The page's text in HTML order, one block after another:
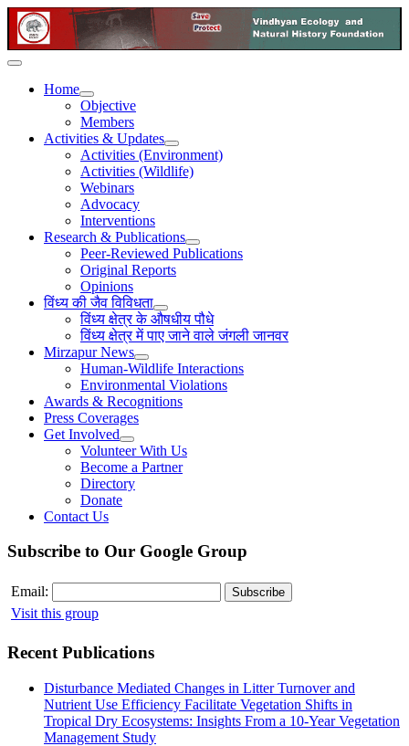
Home
Objective
Members
Activities & Updates
Activities (Environment)
Activities (Wildlife)
Webinars
Advocacy
Interventions
Research & Publications
Peer-Reviewed Publications
Original Reports
Opinions
विंध्य की जैव विविधता
विंध्य क्षेत्र के औषधीय पौधे
विंध्य क्षेत्र में पाए जाने वाले जंगली जानवर
Mirzapur News
Human-Wildlife Interactions
Environmental Violations
Awards & Recognitions
Press Coverages
Get Involved
Volunteer With Us
Become a Partner
Directory
Donate
Contact Us
Subscribe to Our Google Group
Email:
Visit this group
Recent Publications
Disturbance Mediated Changes in Litter Turnover and
Nutrient Use Efficiency Facilitate Vegetation Shifts in
Tropical Dry Ecosystems: Insights From a 10-Year Vegetation
Management Study